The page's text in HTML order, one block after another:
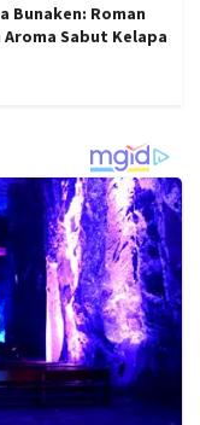
Bunaken: Roman
Sabut Kelapa